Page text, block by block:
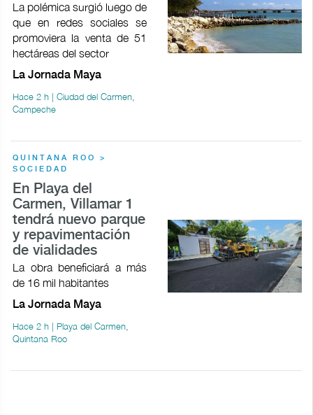
La polémica surgió luego de
que en redes sociales se
promoviera la venta de 51
hectáreas del sector
La Jornada Maya
Hace 2 h | Ciudad del Carmen,
Campeche
QUINTANA ROO >
SOCIEDAD
En Playa del
Carmen, Villamar 1
tendrá nuevo parque
y repavimentación
de vialidades
La obra beneficiará a más
de 16 mil habitantes
La Jornada Maya
Hace 2 h | Playa del Carmen,
Quintana Roo